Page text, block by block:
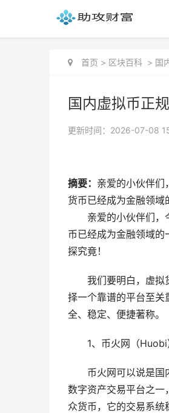
首页 > 区块百科 > 国
国内虚拟币正
更新时间：2026-07-08
摘要： 亲爱的小伙伴
货币已经成为金融领域
亲爱的小伙伴们
币已经成为金融领域
探究竟！
我们要明白，虚拟
择一个靠谱的平台至关
全、稳定、便捷著称。
1、币火网（Huobi
币火网可以说是
数字资产交易平台之一
众货币，它的交易系统